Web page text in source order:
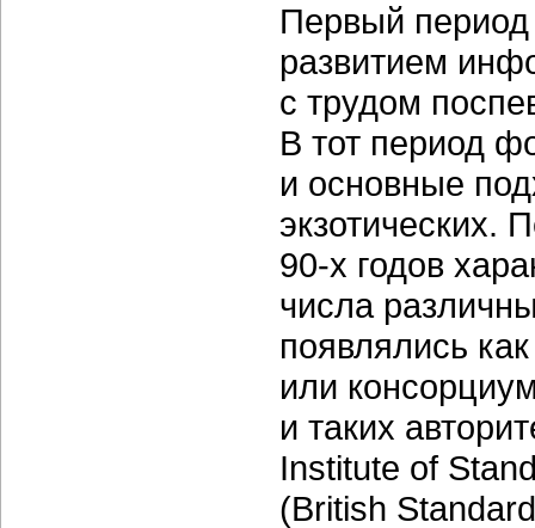
Первый период
развитием
с трудом
В тот период
и основные
экзотических.
90-х годов
числа
появлялись
или
и таких
Institute of
(British